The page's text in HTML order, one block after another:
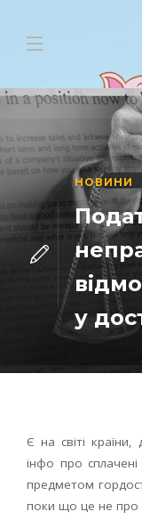
НОВИНИ
у
Є на світі
інфо про
предметом
поки що це не про